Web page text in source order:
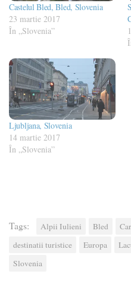
Castelul Bled, Bled, Slovenia
23 martie 2017
În „Slovenia”
Ljubljana, Slovenia
14 martie 2017
În „Slovenia”
Tags: Alpii Iulieni Bled
destinatii turistice
Europa
Slovenia